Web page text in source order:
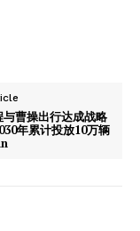
与曹操出行达成战略
年累计投放10万辆